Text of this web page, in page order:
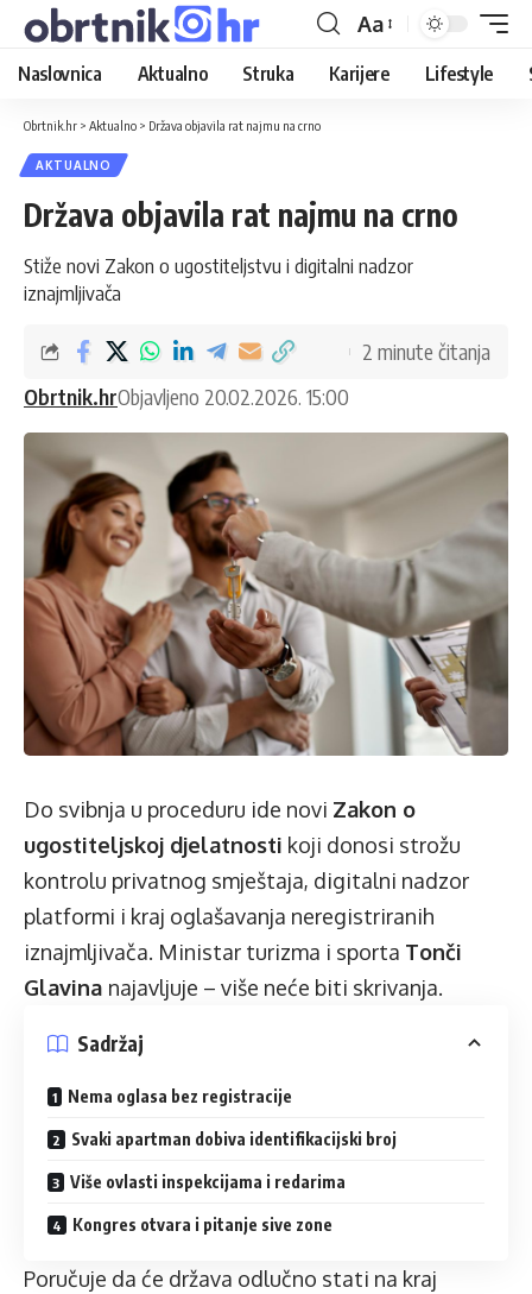
Aa
Naslovnica Aktualno Struka Karijere Lifestyle
Obrtnik.hr > Aktualno > Država objavila rat najmu na crno
AKTUALNO
Država objavila rat najmu na crno
Stiže novi Zakon o ugostiteljstvu i digitalni nadzor
iznajmljivača
Obrtnik.hrObjavljeno 20.02.2026. 15:00
2 minute čitanja
Do svibnja u proceduru ide novi Zakon o
ugostiteljskoj djelatnosti koji donosi strožu
kontrolu privatnog smještaja, digitalni nadzor
platformi i kraj oglašavanja neregistriranih
iznajmljivača. Ministar turizma i sporta Tonči
Glavina najavljuje – više neće biti skrivanja.
Sadržaj
Nema oglasa bez registracije
Svaki apartman dobiva identifikacijski broj
Više ovlasti inspekcijama i redarima
Kongres otvara i pitanje sive zone
Poručuje da će država odlučno stati na kraj